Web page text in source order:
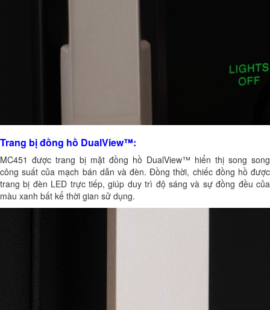
Trang bị đồng hồ DualView™:
MC451 được trang bị mặt đồng hồ DualView™ hiển thị song song
công suất của mạch bán dẫn và đèn. Đồng thời, chiếc đồng hồ được
trang bị đèn LED trực tiếp, giúp duy trì độ sáng và sự đồng đều của
màu xanh bất kể thời gian sử dụng.